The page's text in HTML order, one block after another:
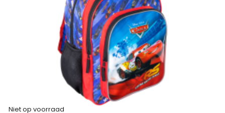
Niet op voorraad